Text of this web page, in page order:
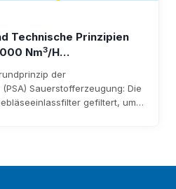
Technische Prinzipien
Nm3/h
der
Sauerstofferzeugung: Die
gefiltert, um